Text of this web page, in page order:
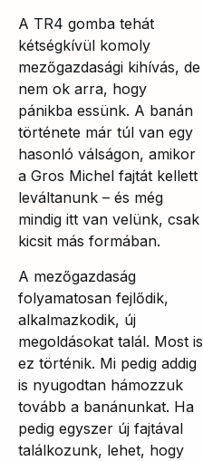
A TR4 gomba tehát
kétségkívül komoly
mezőgazdasági kihívás, de
nem ok arra, hogy
pánikba essünk. A banán
története már túl van egy
hasonló válságon, amikor
a Gros Michel fajtát kellett
leváltanunk – és még
mindig itt van velünk, csak
kicsit más formában.
A mezőgazdaság
folyamatosan fejlődik,
alkalmazkodik, új
megoldásokat talál. Most is
ez történik. Mi pedig addig
is nyugodtan hámozzuk
tovább a banánunkat. Ha
pedig egyszer új fajtával
találkozunk, lehet, hogy